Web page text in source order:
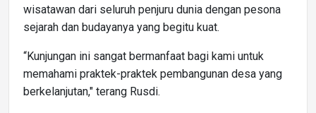
wisatawan dari seluruh penjuru dunia dengan pesona
sejarah dan budayanya yang begitu kuat.
“Kunjungan ini sangat bermanfaat bagi kami untuk
memahami praktek-praktek pembangunan desa yang
berkelanjutan," terang Rusdi.